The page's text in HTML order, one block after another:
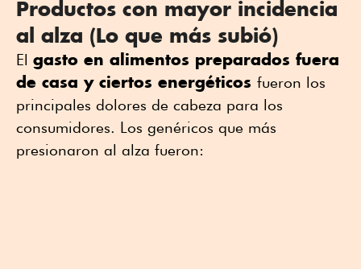
Productos con mayor incidencia
al alza (Lo que más subió)
El gasto en alimentos preparados fuera
de casa y ciertos energéticos fueron los
principales dolores de cabeza para los
consumidores. Los genéricos que más
presionaron al alza fueron: